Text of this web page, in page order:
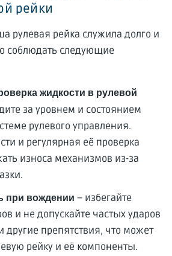
рейки
рулевая рейка служила долго и
соблюдать следующие
жидкости в рулевой
за уровнем и состоянием
рулевого управления.
и регулярная её проверка
износа механизмов из-за
при вождении – избегайте
и не допускайте частых ударов
препятствия, что может
рейку и её компоненты.